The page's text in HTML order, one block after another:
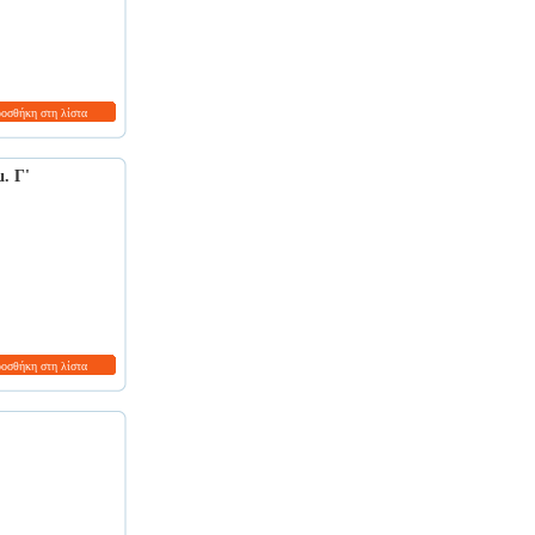
στη λίστα
Γ'
στη λίστα